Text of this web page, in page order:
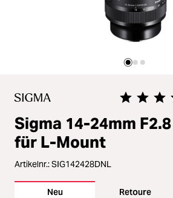
Video & Drohnen
Stative & Gimbals
Licht & Studio
Bildbearbeitung
Sigma 14-24mm
für L-Mount
Artikelnr.:SIG142428DNL
Neu Retoure